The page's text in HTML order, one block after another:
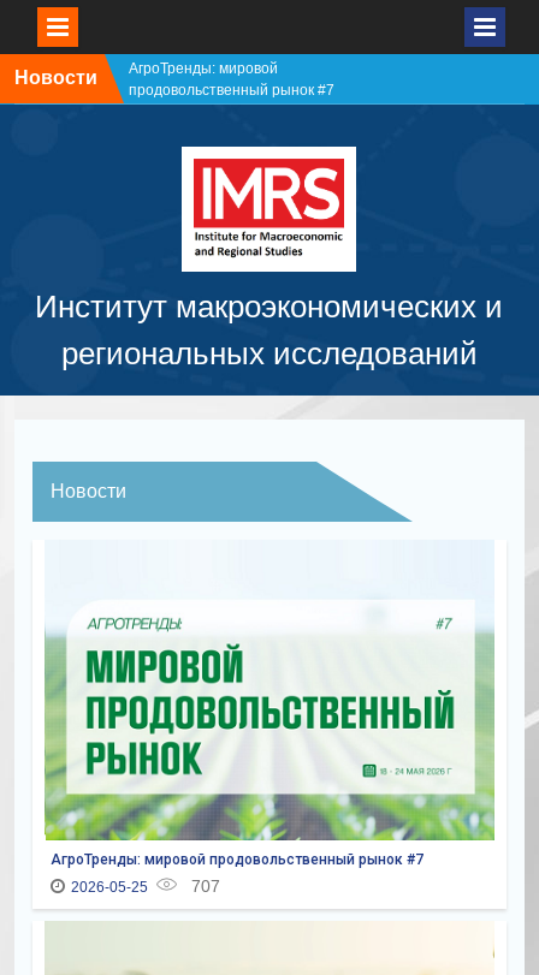
Новости
АгроТренды: мировой
продовольственный рынок #7
АгроТренды: мировой
продовольственный рынок #5
АгроТренды: мировой
продовольственный рынок #4
Институт макроэкономических и
региональных исследований
Новости
АгроТренды: мировой продовольственный рынок #7
2026-05-25
707